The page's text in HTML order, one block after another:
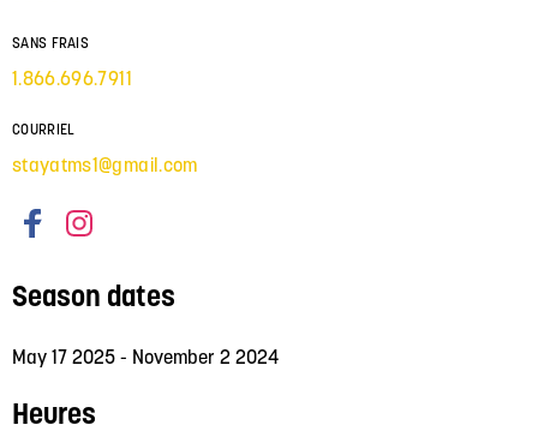
SANS FRAIS
1.866.696.7911
COURRIEL
stayatms1@gmail.com
Season dates
May 17 2025 - November 2 2024
Heures